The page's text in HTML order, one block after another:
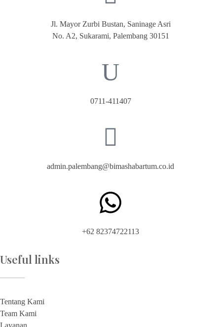
Jl. Mayor Zurbi Bustan, Saninage Asri
No. A2, Sukarami, Palembang 30151
0711-411407
admin.palembang@bimashabartum.co.id
+62 82374722113
Useful links
Tentang Kami
Team Kami
Layanan